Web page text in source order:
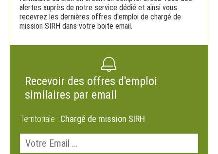
alertes auprès de notre service dédié et ainsi vous
recevrez les dernières offres d'emploi de chargé de
mission SIRH dans votre boite email.
Recevoir des offres d'emploi
similaires par email
Territoriale : Chargé de mission SIRH